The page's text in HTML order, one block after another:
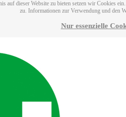
auf dieser Website zu bieten setzen wir Cookies
zu. Informationen zur Verwendung und den
Nur essenzielle